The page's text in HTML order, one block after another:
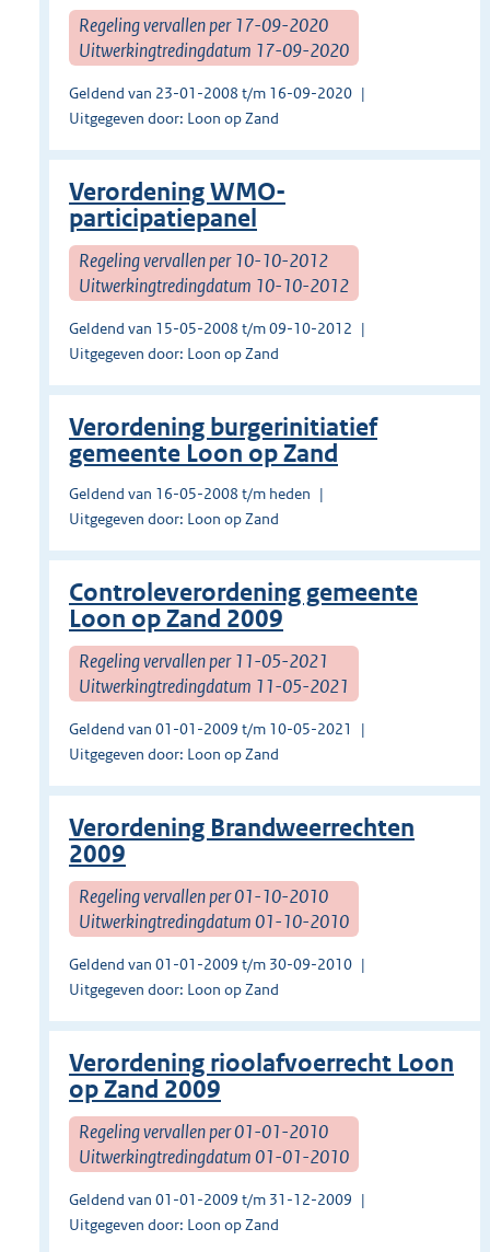
Regeling vervallen per 17-09-2020
Uitwerkingtredingdatum 17-09-2020
Geldend van 23-01-2008 t/m 16-09-2020
Uitgegeven door: Loon op Zand
Verordening WMO-
participatiepanel
Regeling vervallen per 10-10-2012
Uitwerkingtredingdatum 10-10-2012
Geldend van 15-05-2008 t/m 09-10-2012
Uitgegeven door: Loon op Zand
Verordening burgerinitiatief
gemeente Loon op Zand
Geldend van 16-05-2008 t/m heden
Uitgegeven door: Loon op Zand
Controleverordening gemeente
Loon op Zand 2009
Regeling vervallen per 11-05-2021
Uitwerkingtredingdatum 11-05-2021
Geldend van 01-01-2009 t/m 10-05-2021
Uitgegeven door: Loon op Zand
Verordening Brandweerrechten
2009
Regeling vervallen per 01-10-2010
Uitwerkingtredingdatum 01-10-2010
Geldend van 01-01-2009 t/m 30-09-2010
Uitgegeven door: Loon op Zand
Verordening rioolafvoerrecht Loon
op Zand 2009
Regeling vervallen per 01-01-2010
Uitwerkingtredingdatum 01-01-2010
Geldend van 01-01-2009 t/m 31-12-2009
Uitgegeven door: Loon op Zand